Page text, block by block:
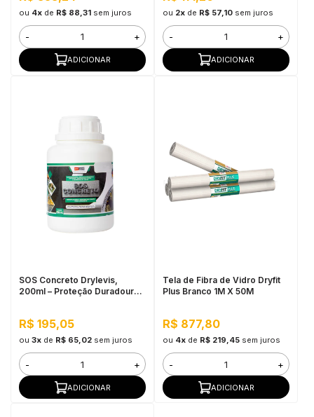
ou 4xde R$ 88,31 sem juros
- +
ADICIONAR
ou 2xde R$ 57,10 sem juros
- +
ADICIONAR
SOS Concreto Drylevis,
200ml – Proteção Duradoura
R$ 195,05
ou 3xde R$ 65,02 sem juros
- +
ADICIONAR
Tela de Fibra de Vidro Dryfit
Plus Branco 1M X 50M
R$ 877,80
ou 4xde R$ 219,45 sem juros
- +
ADICIONAR